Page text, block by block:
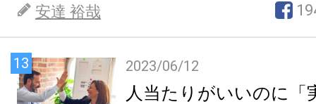
安達 裕哉
13 2023/06/12
人当たりがいいのに「